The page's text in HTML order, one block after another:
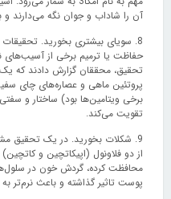
آن را شاداب و جوان نگه
8. سویای بیشتری بخورید.
حفاظت یا ترمیم برخی از
تحقیق، محققان گزارش دادند که
پروتئین ماهی و عصاره‌های چای
برخی ویتامین‌ها بود) ساختار و
تقویت می‌کند.
9. شکلات بخورید. در یک تحقیق
از دو فلاونول (اپیکاتچین و
محافظت کرده، گردش خون در
پوست تاثیر گذاشته و باعث نرم‌تر